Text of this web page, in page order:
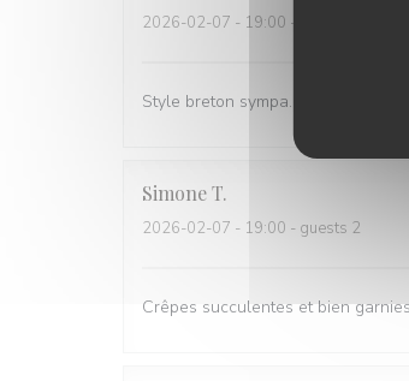
2026-02-07 - 19:00 - guests 2
Style breton sympa. Service
SimoneT
2026-02-07 - 19:00 - guests 2
Crêpes succulentes et bien